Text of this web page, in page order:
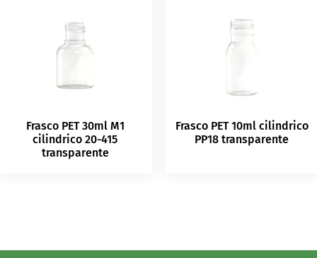
Frasco PET 30ml M1
cilindrico 20-415
transparente
Frasco PET 10ml cilindrico
PP18 transparente